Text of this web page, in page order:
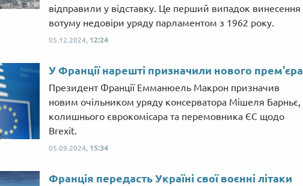
відправили у відставку. Це перший випадок винесення
вотуму недовіри уряду парламентом з 1962 року.
05.12.2024, 12:24
У Франції нарешті призначили нового прем'єра
Президент Франції Емманюель Макрон призначив
новим очільником уряду консерватора Мішеля Барньє,
колишнього єврокомісара та перемовника ЄС щодо
Brexit.
05.09.2024, 15:34
Франція передасть Україні свої воєнні літаки